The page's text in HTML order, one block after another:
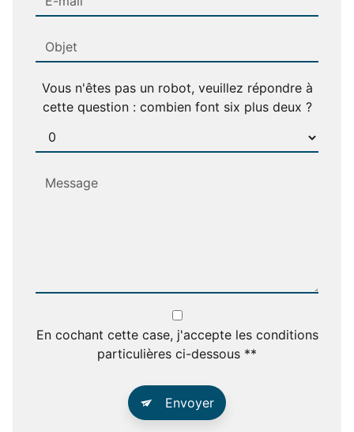
Vous n'êtes pas un robot, veuillez répondre à
cette question : combien font six plus deux ?
En cochant cette case, j'accepte les conditions
particulières ci-dessous **
Envoyer